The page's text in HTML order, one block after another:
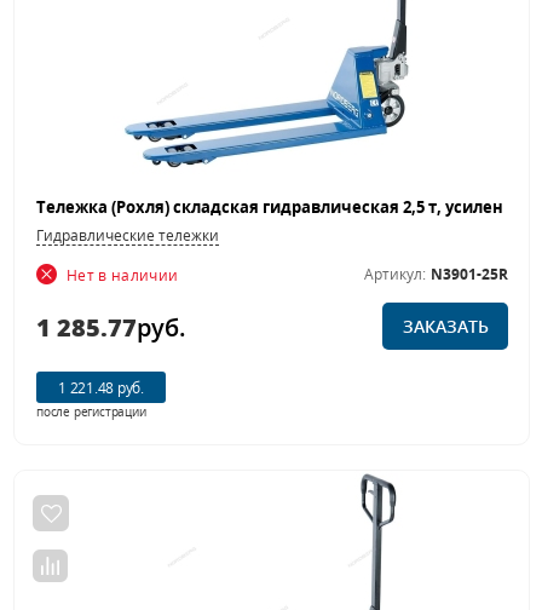
Гидравлические тележки
Нет в наличии
Артикул: N3901-25R
1 285.77руб. ЗАКАЗАТЬ
1 221.48 руб.
после регистрации